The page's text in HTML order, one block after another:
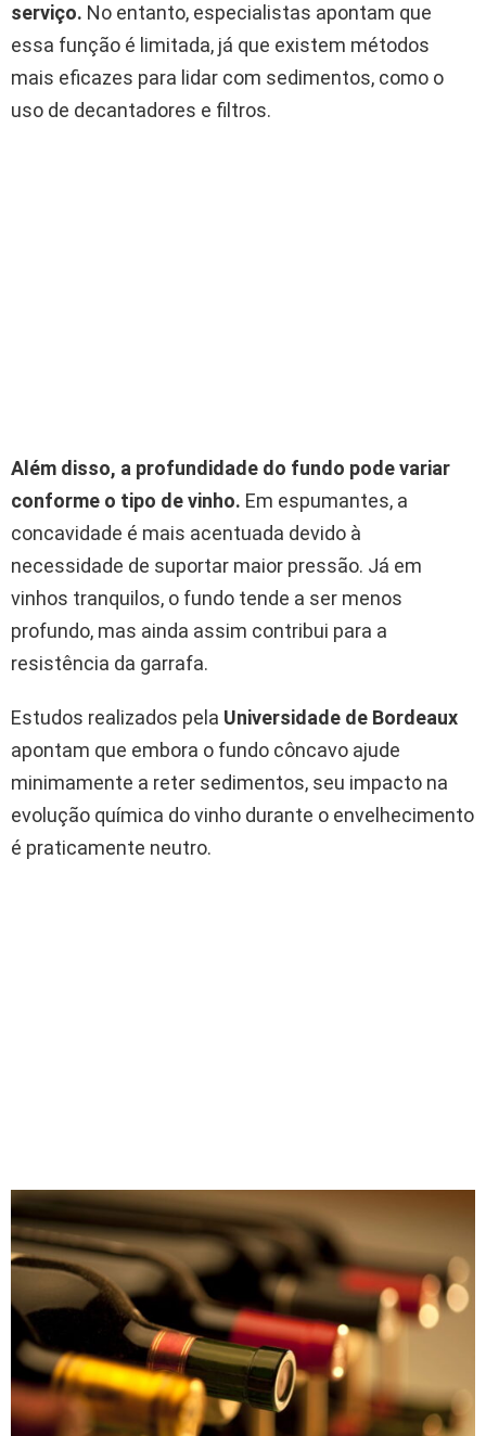
serviço. No entanto, especialistas apontam que
essa função é limitada, já que existem métodos
mais eficazes para lidar com sedimentos, como o
uso de decantadores e filtros.
Além disso, a profundidade do fundo pode variar
conforme o tipo de vinho. Em espumantes, a
concavidade é mais acentuada devido à
necessidade de suportar maior pressão. Já em
vinhos tranquilos, o fundo tende a ser menos
profundo, mas ainda assim contribui para a
resistência da garrafa.
Estudos realizados pela Universidade de Bordeaux
apontam que embora o fundo côncavo ajude
minimamente a reter sedimentos, seu impacto na
evolução química do vinho durante o envelhecimento
é praticamente neutro.